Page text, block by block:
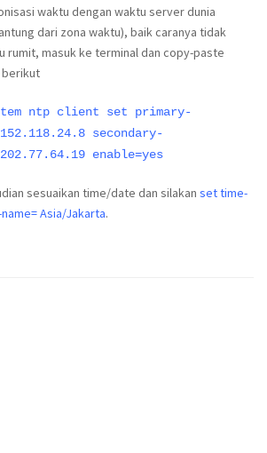
waktu dengan waktu server dunia
dari zona waktu), baik caranya tidak
rumit, masuk ke terminal dan copy-paste
ntp client set primary-
secondary-
enable=yes
sesuaikan time/date dan silakan set time-
Asia/Jakarta.